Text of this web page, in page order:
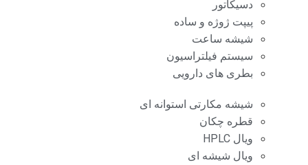
دسیکاتور
پیپت ژوژه و ساده
شیشه ساعت
سیستم فیلتراسیون
بطری های دارویی
شیشه مکارتی استوانه ای
قطره چکان
ویال HPLC
ویال شیشه ای